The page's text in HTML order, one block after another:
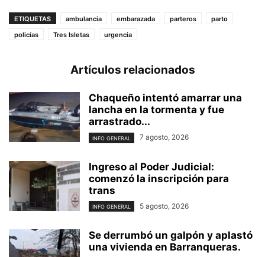
ETIQUETAS ambulancia embarazada parteros
parto
policías
Tres Isletas urgencia
Artículos relacionados
Chaqueño intentó amarrar una
lancha en la tormenta y fue
arrastrado...
INFO GENERAL 7 agosto, 2026
Ingreso al Poder Judicial:
comenzó la inscripción para
trans
INFO GENERAL 5 agosto, 2026
Se derrumbó un galpón y aplastó
una vivienda en Barranqueras.